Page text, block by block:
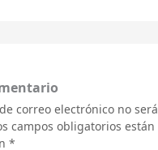
correo electrónico no será
campos obligatorios están
*